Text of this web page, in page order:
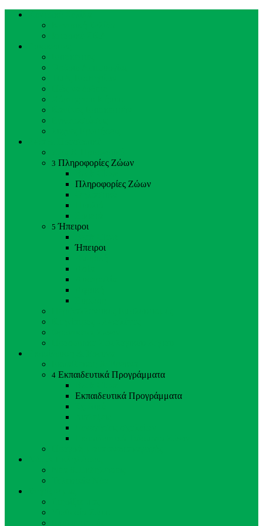
3 Πληροφορίες Ζώων
Πληροφορίες Ζώων
5 Ήπειροι
Ήπειροι
4 Εκπαιδευτικά Προγράμματα
Εκπαιδευτικά Προγράμματα